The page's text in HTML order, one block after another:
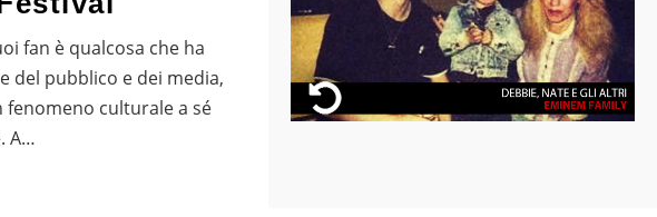
fan è qualcosa che ha
del pubblico e dei media,
culturale a sé
A…